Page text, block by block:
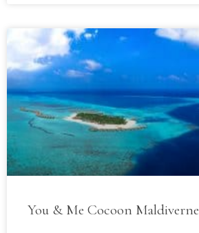
You & Me Cocoon Maldiverne